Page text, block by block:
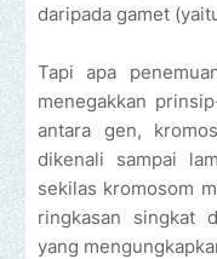
daripada gamet
Tapi apa
menegakkan
antara gen,
dikenali sampai
sekilas kromosom
ringkasan singkat
yang